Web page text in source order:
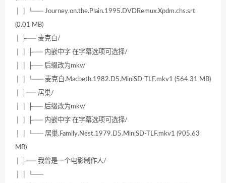
│ │ └── Journey.on.the.Plain.1995.DVDRemux.Xpdm.chs.srt
(0.01 MB)
│ ├── 麦克白/
│ │ ├── 内嵌中字 在字幕选项可选择/
│ │ ├── 后缀改为mkv/
│ │ └── 麦克白.Macbeth.1982.D5.MiniSD-TLF.mkv1 (564.31 MB)
│ ├── 居巢/
│ │ ├── 后缀改为mkv/
│ │ ├── 内嵌中字 在字幕选项可选择/
│ │ └── 居巢.Family.Nest.1979.D5.MiniSD-TLF.mkv1 (905.63
MB)
│ ├── 我曾是一个电影制作人/
│ │ └──